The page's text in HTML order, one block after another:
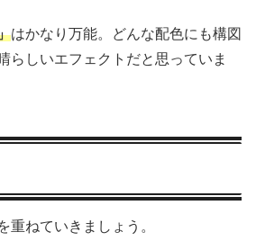
はかなり万能。どんな配色にも構図
らしいエフェクトだと思っていま
重ねていきましょう。